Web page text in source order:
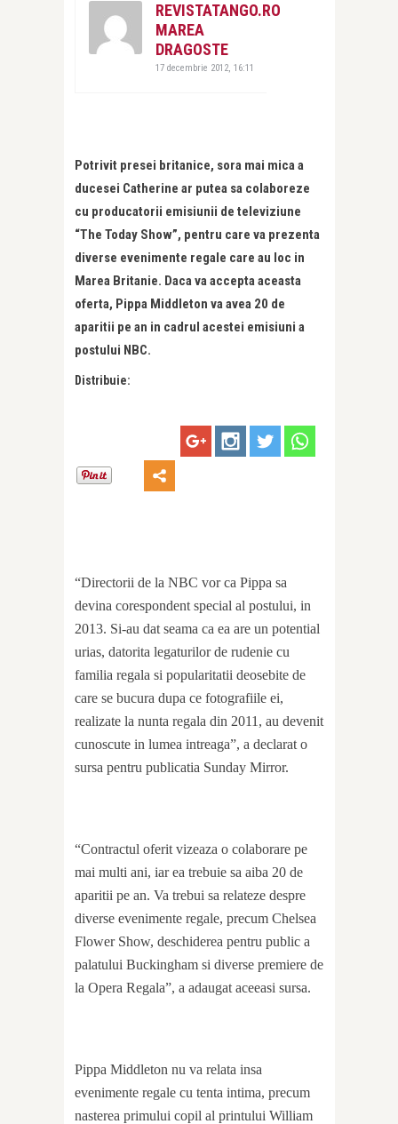
REVISTATANGO.RO
MAREA
DRAGOSTE
17 decembrie 2012, 16:11
Potrivit presei britanice, sora mai mica a
ducesei Catherine ar putea sa colaboreze
cu producatorii emisiunii de televiziune
“The Today Show”, pentru care va prezenta
diverse evenimente regale care au loc in
Marea Britanie. Daca va accepta aceasta
oferta, Pippa Middleton va avea 20 de
aparitii pe an in cadrul acestei emisiuni a
postului NBC.
Distribuie:
“Directorii de la NBC vor ca Pippa sa
devina corespondent special al postului, in
2013. Si-au dat seama ca ea are un potential
urias, datorita legaturilor de rudenie cu
familia regala si popularitatii deosebite de
care se bucura dupa ce fotografiile ei,
realizate la nunta regala din 2011, au devenit
cunoscute in lumea intreaga”, a declarat o
sursa pentru publicatia Sunday Mirror.
“Contractul oferit vizeaza o colaborare pe
mai multi ani, iar ea trebuie sa aiba 20 de
aparitii pe an. Va trebui sa relateze despre
diverse evenimente regale, precum Chelsea
Flower Show, deschiderea pentru public a
palatului Buckingham si diverse premiere de
la Opera Regala”, a adaugat aceeasi sursa.
Pippa Middleton nu va relata insa
evenimente regale cu tenta intima, precum
nasterea primului copil al printului William